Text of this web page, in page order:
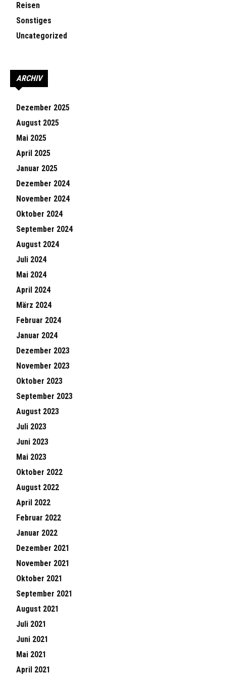
Reisen
Sonstiges
Uncategorized
ARCHIV
Dezember 2025
August 2025
Mai 2025
April 2025
Januar 2025
Dezember 2024
November 2024
Oktober 2024
September 2024
August 2024
Juli 2024
Mai 2024
April 2024
März 2024
Februar 2024
Januar 2024
Dezember 2023
November 2023
Oktober 2023
September 2023
August 2023
Juli 2023
Juni 2023
Mai 2023
Oktober 2022
August 2022
April 2022
Februar 2022
Januar 2022
Dezember 2021
November 2021
Oktober 2021
September 2021
August 2021
Juli 2021
Juni 2021
Mai 2021
April 2021